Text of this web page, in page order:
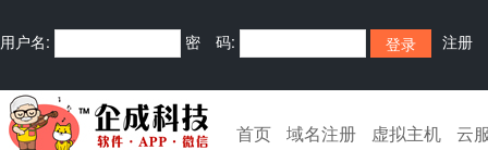
用户名: 密 码: 注册
首页 域名注册 虚拟主机 云